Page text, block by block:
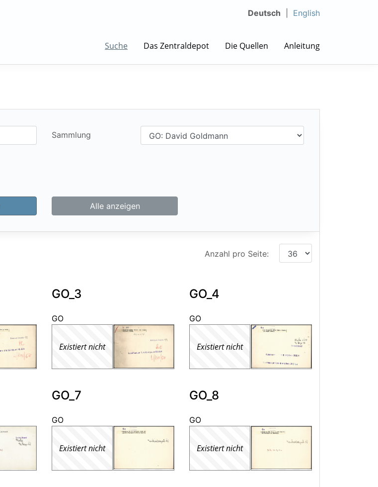
Deutsch English
Suche Das Zentraldepot Die Quellen Anleitung
Sammlung
Alle anzeigen
Anzahl pro Seite:
GO_3
GO
Existiert nicht
GO_4
GO
Existiert nicht
GO_7
GO
Existiert nicht
GO_8
GO
Existiert nicht